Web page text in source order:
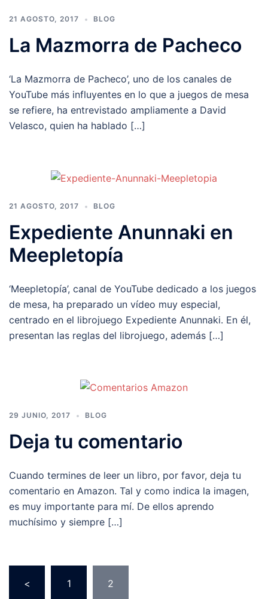
21 AGOSTO, 2017 BLOG
La Mazmorra de Pacheco
‘La Mazmorra de Pacheco’, uno de los canales de
YouTube más influyentes en lo que a juegos de mesa
se refiere, ha entrevistado ampliamente a David
Velasco, quien ha hablado […]
21 AGOSTO, 2017 BLOG
Expediente Anunnaki en
Meepletopía
‘Meepletopía’, canal de YouTube dedicado a los juegos
de mesa, ha preparado un vídeo muy especial,
centrado en el librojuego Expediente Anunnaki. En él,
presentan las reglas del librojuego, además […]
29 JUNIO, 2017 BLOG
Deja tu comentario
Cuando termines de leer un libro, por favor, deja tu
comentario en Amazon. Tal y como indica la imagen,
es muy importante para mí. De ellos aprendo
muchísimo y siempre […]
de< 1 2